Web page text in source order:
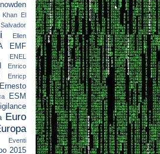
Khan El
Ellen
EMF
ENEL
Enrico
Enricp
Ernesto
ESM
Euro
Eventi
2015